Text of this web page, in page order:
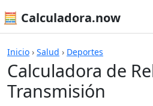
🧮 Calculadora.now
Inicio › Salud › Deportes
Calculadora de
Transmisión
Calculadoras